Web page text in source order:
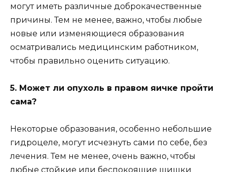
могут иметь различные доброкачественные
причины. Тем не менее, важно, чтобы любые
новые или изменяющиеся образования
осматривались медицинским работником,
чтобы правильно оценить ситуацию.
5. Может ли опухоль в правом яичке пройти
сама?
Некоторые образования, особенно небольшие
гидроцеле, могут исчезнуть сами по себе, без
лечения. Тем не менее, очень важно, чтобы
любые стойкие или беспокоящие шишки